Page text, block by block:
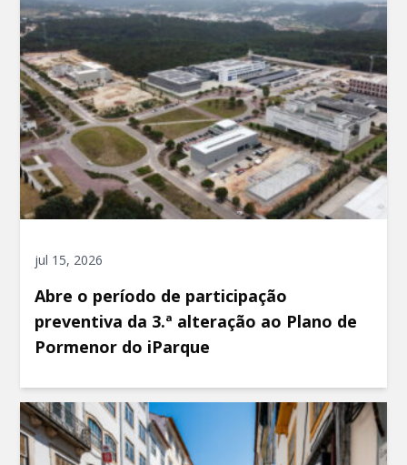
jul 15, 2026
Abre o período de participação
preventiva da 3.ª alteração ao Plano de
Pormenor do iParque